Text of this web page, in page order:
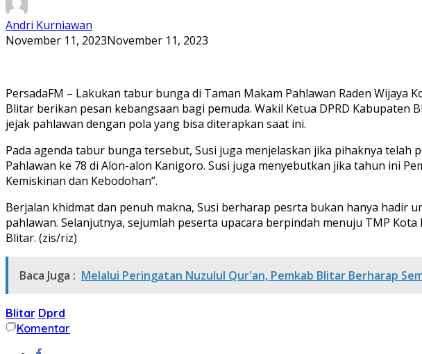
Andri Kurniawan
November 11, 2023November 11, 2023
PersadaFM – Lakukan tabur bunga di Taman Makam Pahlawan Raden Wijaya
Blitar berikan pesan kebangsaan bagi pemuda. Wakil Ketua DPRD
jejak pahlawan dengan pola yang bisa diterapkan saat ini.
Pada agenda tabur bunga tersebut, Susi juga menjelaskan jika pihaknya
Pahlawan ke 78 di Alon-alon Kanigoro. Susi juga menyebutkan jika tahun ini
Kemiskinan dan Kebodohan”.
Berjalan khidmat dan penuh makna, Susi berharap pesrta bukan hanya hadir
pahlawan. Selanjutnya, sejumlah peserta upacara berpindah menuju TMP
Blitar. (zis/riz)
Baca Juga : Melalui Peringatan Nuzulul Qur'an, Pemkab Blitar Berharap
Blitar Dprd
Komentar